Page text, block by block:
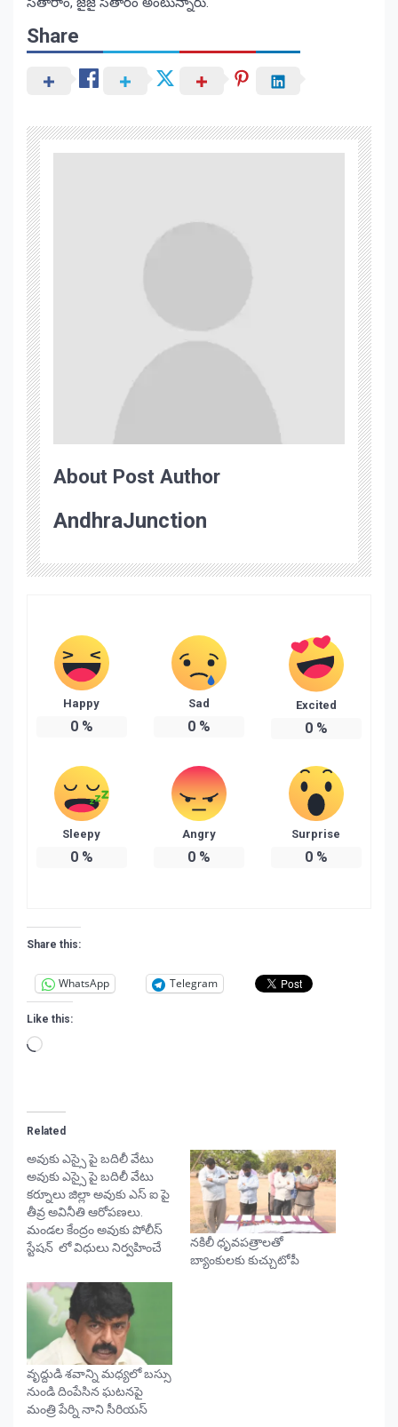
Share
About Post Author
AndhraJunction
Happy
0%
Sad
0%
Excited
0%
Sleepy
0%
Angry
0%
Surprise
0%
Share this:
WhatsApp Telegram
Like this:
Loading…
Related
అవుకు ఎస్సై పై బదిలీ వేటు
అవుకు ఎస్సై పై బదిలీ వేటు
కర్నూలు జిల్లా అవుకు ఎస్ ఐ పై
తీవ్ర అవినీతి ఆరోపణలు.
మండల కేంద్రం అవుకు పోలీస్
స్టేషన్ లో విధులు నిర్వహించే
ఆరోపణలు వెల్లువెత్తాయి.
ఎస్ఐ గా విధులు చేపట్టిన నాటి
నుండి ధనార్జనే ధ్యేయంగా
పనిచేస్తూ అక్రమాలకు తెర
తీశారు సదరు ఎస్సై రాజకీయ
అండదండలతో మరింత
రెచ్చిపోయేవారు. అవుకు
మండలంలో నాటుసారా…
నకిలీ ధృవపత్రాలతో
బ్యాంకులకు కుచ్చుటోపీ
వృద్దుడి శవాన్ని మధ్యలో బస్సు
నుండి దింపేసిన ఘటనపై
మంత్రి పేర్ని నాని సీరియస్